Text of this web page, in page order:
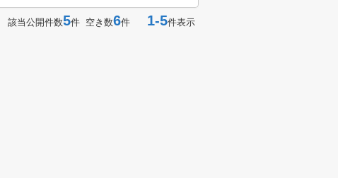
該当公開件数5件 空き数6件 1-5件表示